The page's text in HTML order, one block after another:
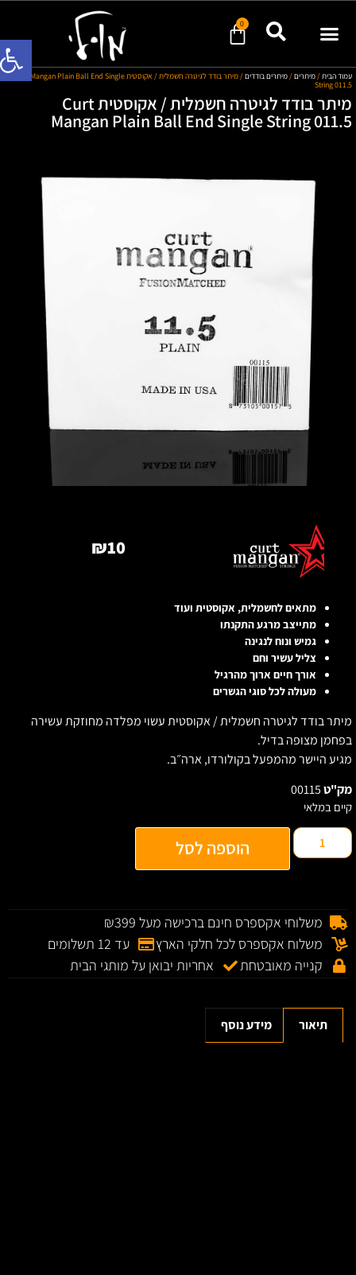
פתח
0
עמוד הבית/מיתרים/מיתרים בודדים
/ מיתר בודד לגיטרה חשמלית / אקוסטית Curt Mangan Plain Ball End Single
String 011.5
מיתר בודד לגיטרה חשמלית / אקוסטית Curt
Mangan Plain Ball End Single String 011.5
מיתר בודד לגיטרה חשמלית / אקוסטית עשוי מפלדה מחוזקת עשירה
בפחמן מצופה בדיל.
מגיע היישר מהמפעל בקולורדו, ארה״ב.
מק"ט00115
קיים במלאי
הוספה לסל
₪10
מתאים לחשמלית, אקוסטית ועוד
מתייצב מרגע התקנתו
גמיש ונוח לנגינה
צליל עשיר וחם
אורך חיים ארוך מהרגיל
מעולה לכל סוגי הגשרים
משלוחי אקספרס חינם ברכישה מעל ₪399
משלוח אקספרס לכל חלקי הארץ
עד 12 תשלומים
קנייה מאובטחת
אחריות יבואן על מותגי הבית
תיאור מידע נוסף